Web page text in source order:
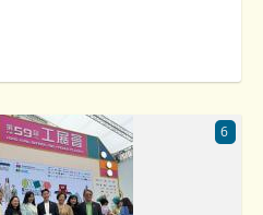
6